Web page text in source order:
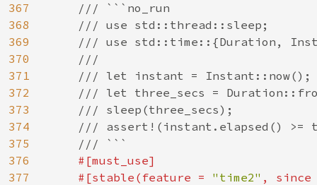
367
368
369
370
371
372
373
374
375
376
377
    /// ```no_run
    /// use std::thread::sleep;
/// use std::time::{Duration,
    ///
    /// let instant = Instant::now();
/// let three_secs =
    /// sleep(three_secs);
/// assert!(instant.elapsed() >=
    /// ```
#[must_use]
    #[stable(feature =
"time2" ,